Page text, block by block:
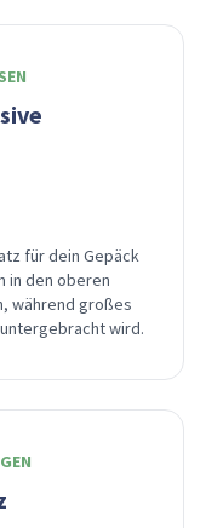
für dein Gepäck
in den oberen
während großes
wird.